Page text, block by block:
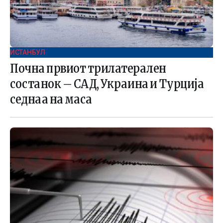
ИСТАНБУЛ
Почна првиот трилатерален
состанок – САД, Украина и Турција
седнаа на маса